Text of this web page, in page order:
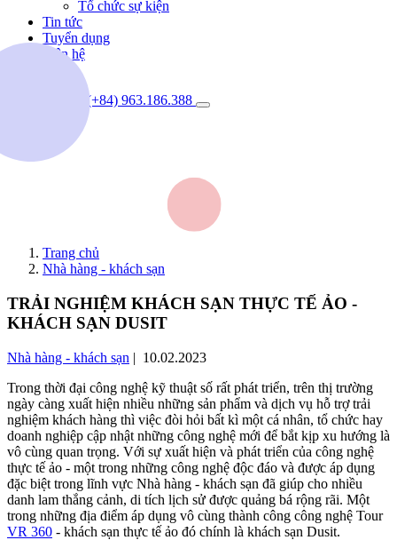
Tổ chức sự kiện
Tin tức
Tuyển dụng
Liên hệ
(+84) 963.186.388
Trang chủ
Nhà hàng - khách sạn
TRẢI NGHIỆM KHÁCH SẠN THỰC TẾ ẢO -
KHÁCH SẠN DUSIT
Nhà hàng - khách sạn | 10.02.2023
Trong thời đại công nghệ kỹ thuật số rất phát triển, trên thị trường
ngày càng xuất hiện nhiều những sản phẩm và dịch vụ hỗ trợ trải
nghiệm khách hàng thì việc đòi hỏi bất kì một cá nhân, tổ chức hay
doanh nghiệp cập nhật những công nghệ mới để bắt kịp xu hướng là
vô cùng quan trọng. Với sự xuất hiện và phát triển của công nghệ
thực tế ảo - một trong những công nghệ độc đáo và được áp dụng
đặc biệt trong lĩnh vực Nhà hàng - khách sạn đã giúp cho nhiều
danh lam thắng cảnh, di tích lịch sử được quảng bá rộng rãi. Một
trong những địa điểm áp dụng vô cùng thành công công nghệ Tour
VR 360 - khách sạn thực tế ảo đó chính là khách sạn Dusit.